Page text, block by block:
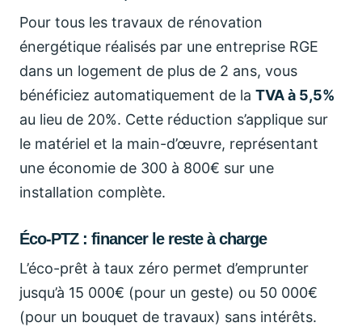
Pour tous les travaux de rénovation
énergétique réalisés par une entreprise RGE
dans un logement de plus de 2 ans, vous
bénéficiez automatiquement de la TVA à 5,5%
au lieu de 20%. Cette réduction s’applique sur
le matériel et la main-d’œuvre, représentant
une économie de 300 à 800€ sur une
installation complète.
Éco-PTZ : financer le reste à charge
L’éco-prêt à taux zéro permet d’emprunter
jusqu’à 15 000€ (pour un geste) ou 50 000€
(pour un bouquet de travaux) sans intérêts.